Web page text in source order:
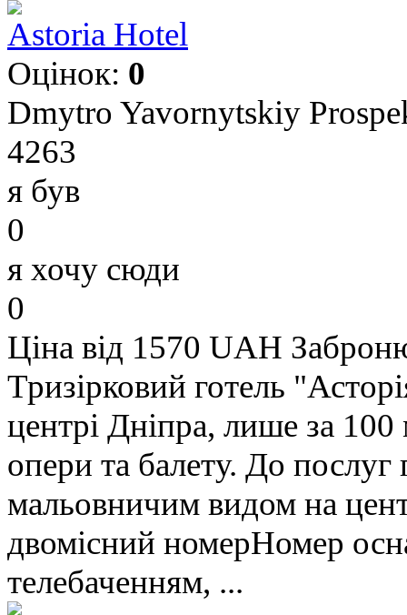
Astoria Hotel
Оцінок: 0
Dmytro Yavornytskiy
4263
я був
0
я хочу сюди
0
Ціна від 1570 UAH
Тризірковий готель
центрі Дніпра, лише за 100
опери та балету. До послуг
мальовничим видом на
двомісний номерНомер
телебаченням, ...